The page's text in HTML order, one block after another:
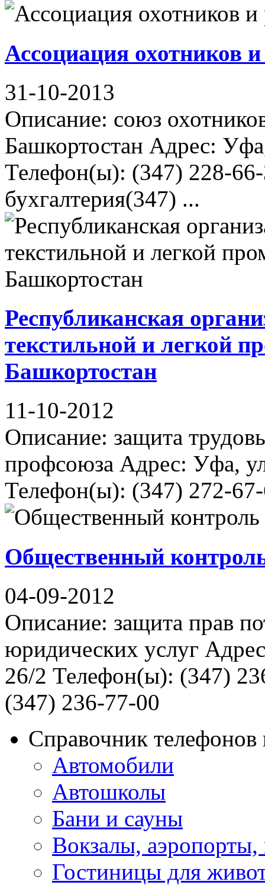
Ассоциация охотников
31-10-2013
Описание: союз
Башкортостан Адрес:
Телефон(ы): (347) 228-
бухгалтерия(347) ...
Республиканская
текстильной и легкой
Башкортостан
11-10-2012
Описание: защита
профсоюза Адрес: Уфа,
Телефон(ы): (347) 272-
Общественный
04-09-2012
Описание: защита прав
юридических услуг
26/2 Телефон(ы): (347)
(347) 236-77-00
Справочник
Автомобили
Автошколы
Бани и сауны
Вокзалы,
Гостиницы для